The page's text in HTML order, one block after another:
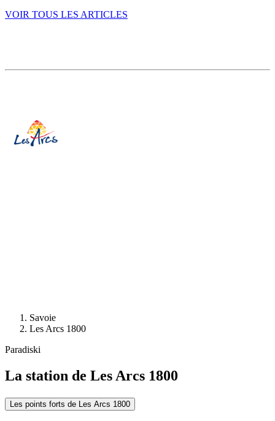
VOIR TOUS LES ARTICLES
Savoie
Les Arcs 1800
Paradiski
La station de Les Arcs 1800
Les points forts de Les Arcs 1800